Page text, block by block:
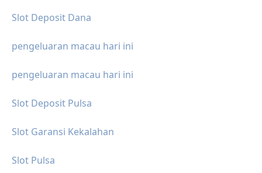
Slot Deposit Dana
pengeluaran macau hari ini
pengeluaran macau hari ini
Slot Deposit Pulsa
Slot Garansi Kekalahan
Slot Pulsa